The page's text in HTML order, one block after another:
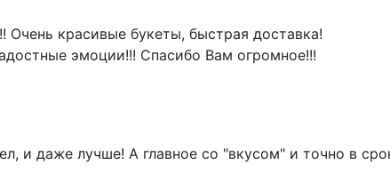
Очень красивые букеты, быстрая доставка!
эмоции!!! Спасибо Вам огромное!!!
и даже лучше! А главное со "вкусом" и точно в